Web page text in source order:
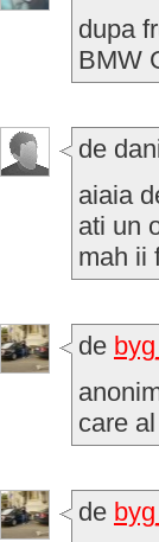
dupa
BMW
de
aiaia
ati un
mah ii
de
care
de